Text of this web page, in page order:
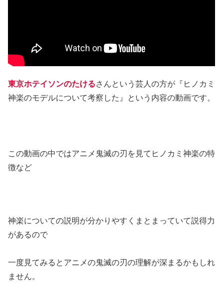
東京ホテイソンのたけるさんという芸人の方が『ヒノカミ
神楽のモデルについて考察した』という内容の動画です。
この動画の中ではアニメ鬼滅の刃を見てヒノカミ神楽の特
徴など
神楽についての説明が分かりやすくまとまっていて説得力
があるので
一度見てみるとアニメの鬼滅の刃の理解が深まるかもしれ
ません。